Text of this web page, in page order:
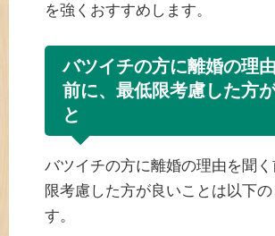
を強くおすすめします。
バツイチの方に離婚の理
前に、最低限考慮した方
と
バツイチの方に離婚の理由を聞
限考慮した方が良いことは以下
す。